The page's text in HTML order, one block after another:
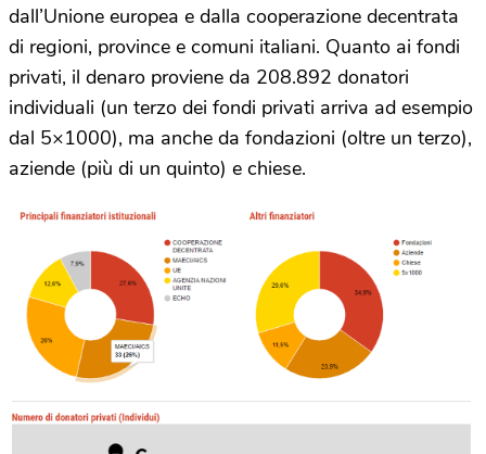
dall’Unione europea e dalla cooperazione decentrata
di regioni, province e comuni italiani. Quanto ai fondi
privati, il denaro proviene da 208.892 donatori
individuali (un terzo dei fondi privati arriva ad esempio
dal 5×1000), ma anche da fondazioni (oltre un terzo),
aziende (più di un quinto) e chiese.